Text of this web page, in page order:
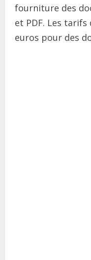
fourniture des
et PDF. Les
euros pour des